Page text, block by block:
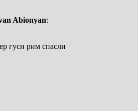
Abionyan:
гуси рим спасли